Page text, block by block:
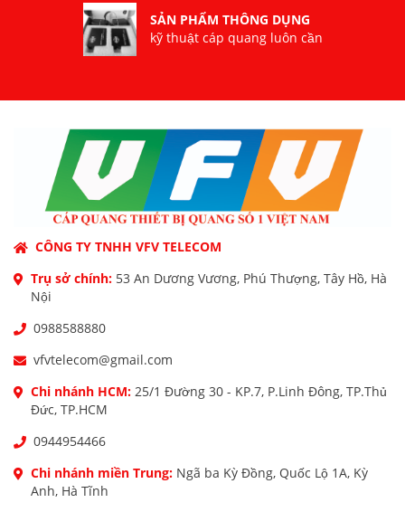
SẢN PHẨM THÔNG DỤNG
kỹ thuật cáp quang luôn cần
CÔNG TY TNHH VFV TELECOM
Trụ sở chính: 53 An Dương Vương, Phú Thượng, Tây Hồ, Hà
Nội
0988588880
vfvtelecom@gmail.com
Chi nhánh HCM: 25/1 Đường 30 - KP.7, P.Linh Đông, TP.Thủ
Đức, TP.HCM
0944954466
Chi nhánh miền Trung: Ngã ba Kỳ Đồng, Quốc Lộ 1A, Kỳ
Anh, Hà Tĩnh